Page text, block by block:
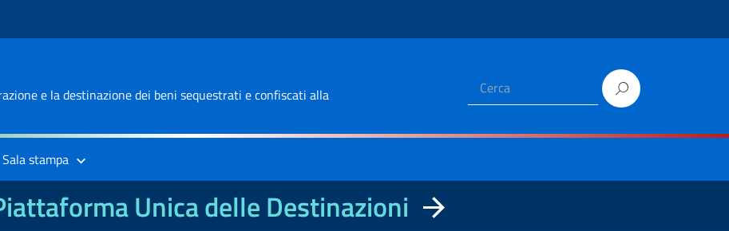
e la destinazione dei beni sequestrati e confiscati alla
Sala stampa
Unica delle Destinazioni